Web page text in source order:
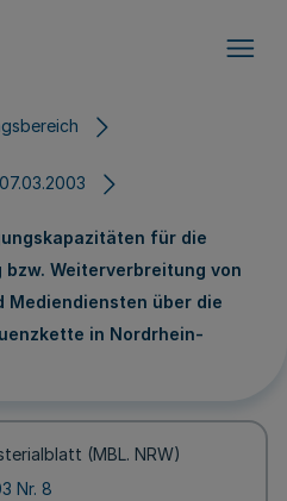
für die
Weiterverbreitung von
Mediendiensten über die
in Nordrhein-
(MBL. NRW)
Nr. 8